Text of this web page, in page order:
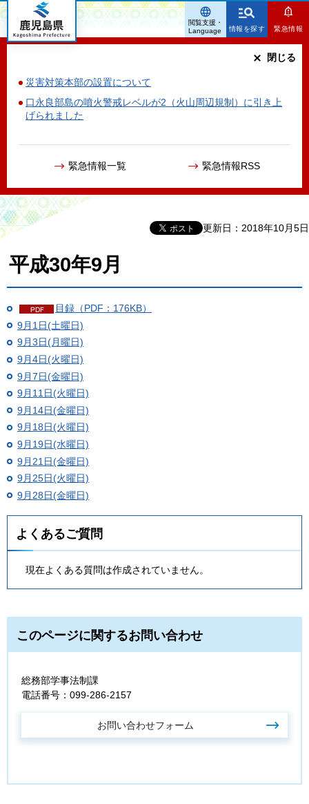
鹿児島県
情報を探す 緊急情報
災害対策本部の設置について
口永良部島の噴火警戒レベルが2（火山周辺規制）に引き上
げられました
緊急情報一覧 緊急情報RSS
閉じる
閲覧支援・
Language
更新日：2018年10月5日
平成30年9月
目録（PDF：176KB）
9月1日(土曜日)
9月3日(月曜日)
9月4日(火曜日)
9月7日(金曜日)
9月11日(火曜日)
9月14日(金曜日)
9月18日(火曜日)
9月19日(水曜日)
9月21日(金曜日)
9月25日(火曜日)
9月28日(金曜日)
よくあるご質問
現在よくある質問は作成されていません。
このページに関するお問い合わせ
総務部学事法制課
電話番号：099-286-2157